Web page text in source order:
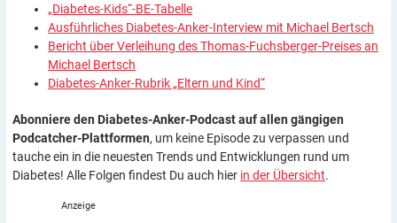
„Diabetes-Kids“-BE-Tabelle
Ausführliches Diabetes-Anker-Interview mit Michael Bertsch
Bericht über Verleihung des Thomas-Fuchsberger-Preises an
Michael Bertsch
Diabetes-Anker-Rubrik „Eltern und Kind“
Abonniere den Diabetes-Anker-Podcast auf allen gängigen
Podcatcher-Plattformen, um keine Episode zu verpassen und
tauche ein in die neuesten Trends und Entwicklungen rund um
Diabetes! Alle Folgen findest Du auch hier in der Übersicht.